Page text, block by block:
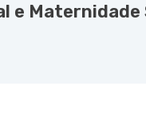
e Maternidade